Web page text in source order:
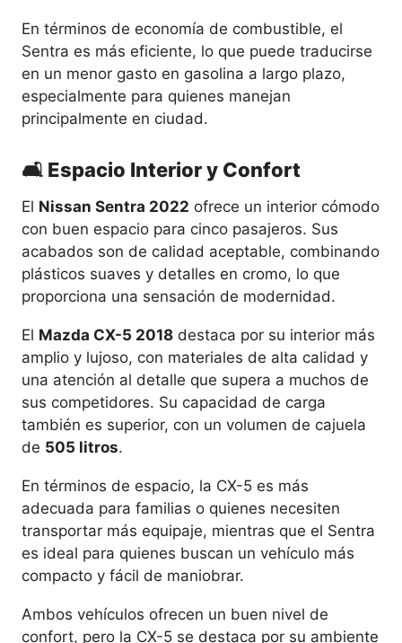
En términos de economía de combustible, el
Sentra es más eficiente, lo que puede traducirse
en un menor gasto en gasolina a largo plazo,
especialmente para quienes manejan
principalmente en ciudad.
🛋️ Espacio Interior y Confort
El Nissan Sentra 2022 ofrece un interior cómodo
con buen espacio para cinco pasajeros. Sus
acabados son de calidad aceptable, combinando
plásticos suaves y detalles en cromo, lo que
proporciona una sensación de modernidad.
El Mazda CX-5 2018 destaca por su interior más
amplio y lujoso, con materiales de alta calidad y
una atención al detalle que supera a muchos de
sus competidores. Su capacidad de carga
también es superior, con un volumen de cajuela
de 505 litros.
En términos de espacio, la CX-5 es más
adecuada para familias o quienes necesiten
transportar más equipaje, mientras que el Sentra
es ideal para quienes buscan un vehículo más
compacto y fácil de maniobrar.
Ambos vehículos ofrecen un buen nivel de
confort, pero la CX-5 se destaca por su ambiente